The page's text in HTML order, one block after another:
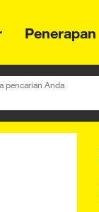
Penerapan
pencarian Anda